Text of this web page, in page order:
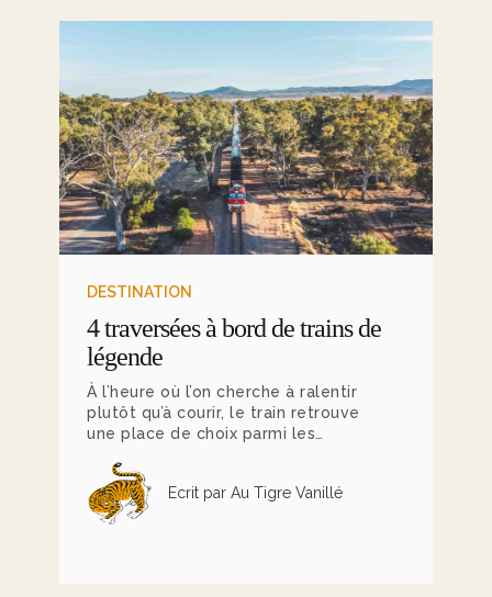
DESTINATION
4 traversées à bord de trains de
légende
À l’heure où l’on cherche à ralentir
plutôt qu’à courir, le train retrouve
une place de choix parmi les
plus seulement deux points sur une
carte, il devient une expérience à
part entière. Dans cet esprit, nous
Ecrit par Au Tigre Vanillé